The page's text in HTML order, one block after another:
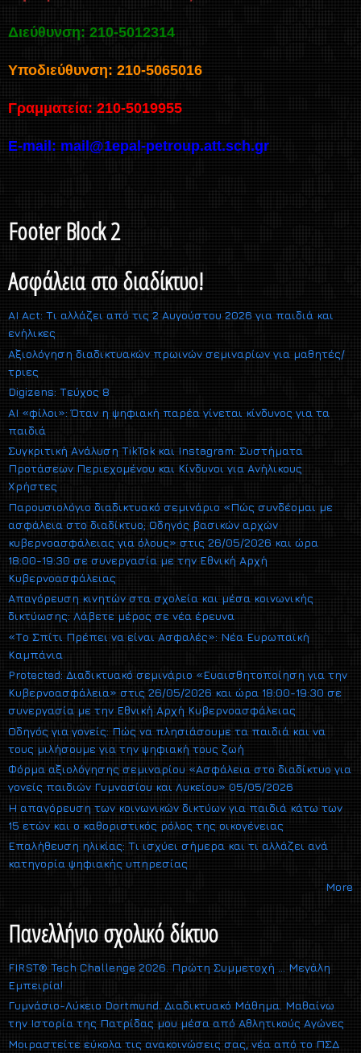
Διεύθυνση: 210-5012314
Υποδιεύθυνση: 210-5065016
Γραμματεία: 210-5019955
E-mail: mail@1epal-petroup.att.sch.gr
Footer Block 2
Ασφάλεια στο διαδίκτυο!
AI Act: Τι αλλάζει από τις 2 Αυγούστου 2026 για παιδιά και
ενήλικες
Αξιολόγηση διαδικτυακών πρωινών σεμιναρίων για μαθητές/
τριες
Digizens: Τεύχος 8
AI «φίλοι»: Όταν η ψηφιακή παρέα γίνεται κίνδυνος για τα
παιδιά
Συγκριτική Ανάλυση TikTok και Instagram: Συστήματα
Προτάσεων Περιεχομένου και Κίνδυνοι για Ανήλικους
Χρήστες
Παρουσιολόγιο διαδικτυακό σεμινάριο «Πώς συνδέομαι με
ασφάλεια στο διαδίκτυο; Οδηγός βασικών αρχών
κυβερνοασφάλειας για όλους» στις 26/05/2026 και ώρα
18:00-19:30 σε συνεργασία με την Εθνική Αρχή
Κυβερνοασφάλειας
Απαγόρευση κινητών στα σχολεία και μέσα κοινωνικής
δικτύωσης: Λάβετε μέρος σε νέα έρευνα
«Το Σπίτι Πρέπει να είναι Ασφαλές»: Νέα Ευρωπαϊκή
Καμπάνια
Protected: Διαδικτυακό σεμινάριο «Ευαισθητοποίηση για την
Κυβερνοασφάλεια» στις 26/05/2026 και ώρα 18:00-19:30 σε
συνεργασία με την Εθνική Αρχή Κυβερνοασφάλειας
Οδηγός για γονείς: Πώς να πλησιάσουμε τα παιδιά και να
τους μιλήσουμε για την ψηφιακή τους ζωή
Φόρμα αξιολόγησης σεμιναρίου «Ασφάλεια στο διαδίκτυο για
γονείς παιδιών Γυμνασίου και Λυκείου» 05/05/2026
Η απαγόρευση των κοινωνικών δικτύων για παιδιά κάτω των
15 ετών και ο καθοριστικός ρόλος της οικογένειας
Επαλήθευση ηλικίας: Τι ισχύει σήμερα και τι αλλάζει ανά
κατηγορία ψηφιακής υπηρεσίας
More
Πανελλήνιο σχολικό δίκτυο
FIRST® Tech Challenge 2026. Πρώτη Συμμετοχή … Μεγάλη
Εμπειρία!
Γυμνάσιο-Λύκειο Dortmund. Διαδικτυακό Μάθημα. Μαθαίνω
την Ιστορία της Πατρίδας μου μέσα από Αθλητικούς Αγώνες
Μοιραστείτε εύκολα τις ανακοινώσεις σας, νέα από το ΠΣΔ